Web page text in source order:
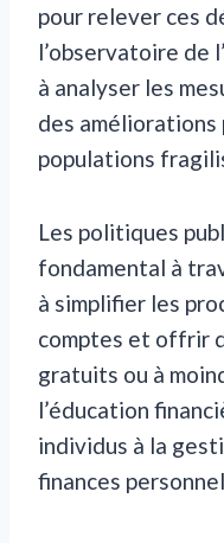
pour relever ces
l’observatoire de
à analyser les
des
populations
Les politiques
fondamental à
à simplifier les
comptes et offrir
gratuits ou à
l’éducation
individus à la
finances